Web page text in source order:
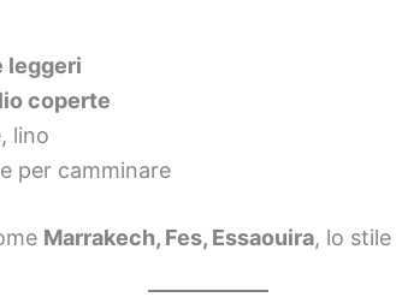
leggeri
coperte
lino
per camminare
Marrakech, Fes, Essaouira, lo